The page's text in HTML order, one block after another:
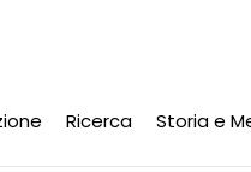
Ricerca Storia e